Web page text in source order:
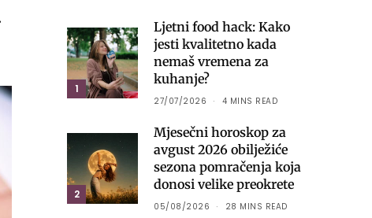
1
Ljetni food hack: Kako
jesti kvalitetno kada
nemaš vremena za
kuhanje?
27/07/2026 4 MINS READ
2
Mjesečni horoskop za
avgust 2026 obilježiće
sezona pomračenja koja
donosi velike preokrete
05/08/2026 28 MINS READ